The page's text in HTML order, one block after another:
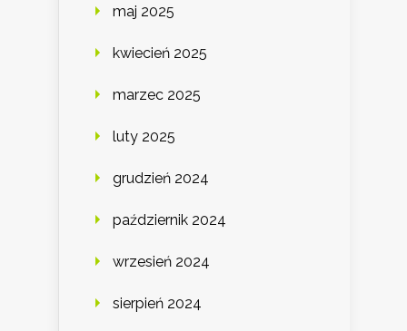
maj 2025
kwiecień 2025
marzec 2025
luty 2025
grudzień 2024
październik 2024
wrzesień 2024
sierpień 2024